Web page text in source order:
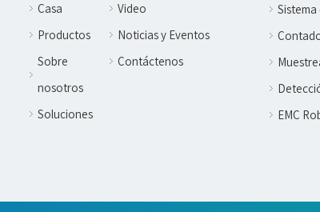
Casa
Productos
Sobre
nosotros
Soluciones
Video
Noticias y Eventos
Contáctenos
EMC